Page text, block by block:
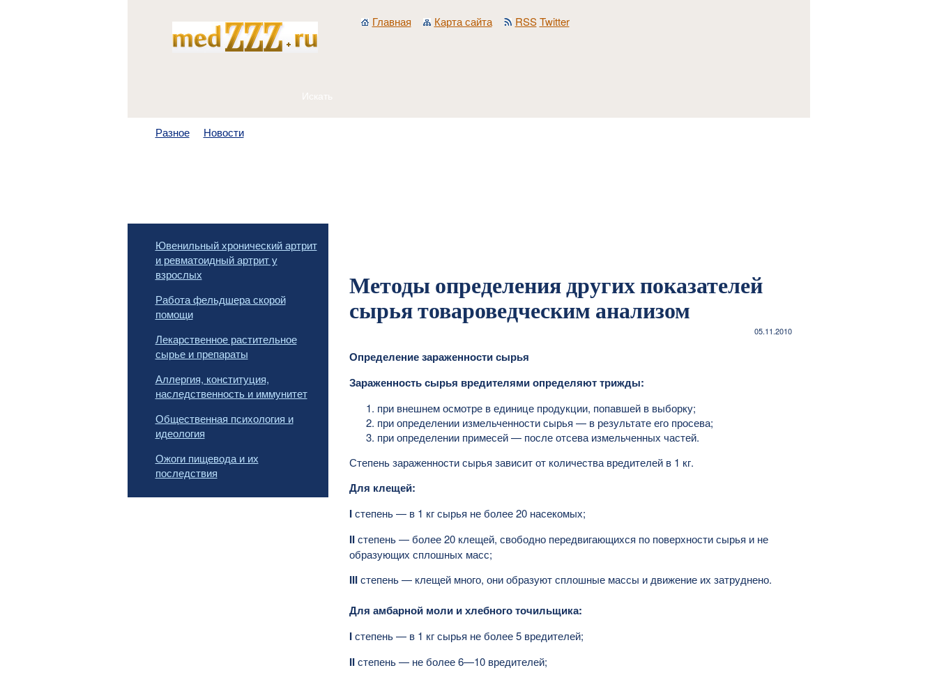
Главная Карта сайта RSS Twitter
Разное Новости
Ювенильный хронический артрит
и ревматоидный артрит у
взрослых
Работа фельдшера скорой
помощи
Лекарственное растительное
сырье и препараты
Аллергия, конституция,
наследственность и иммунитет
Общественная психология и
идеология
Ожоги пищевода и их
последствия
Методы определения других показателей
сырья товароведческим анализом
05.11.2010
Определение зараженности сырья
Зараженность сырья вредителями определяют трижды:
при внешнем осмотре в единице продукции, попавшей в выборку;
при определении измельченности сырья — в результате его просева;
при определении примесей — после отсева измельченных частей.
Степень зараженности сырья зависит от количества вредителей в 1 кг.
Для клещей:
Iстепень — в 1 кг сырья не более 20 насекомых;
IIстепень — более 20 клещей, свободно передвигающихся по поверхности сырья и не
образующих сплошных масс;
IIIстепень — клещей много, они образуют сплошные массы и движение их затруднено.
Для амбарной моли и хлебного точильщика:
Iстепень — в 1 кг сырья не более 5 вредителей;
IIстепень — не более 6—10 вредителей;